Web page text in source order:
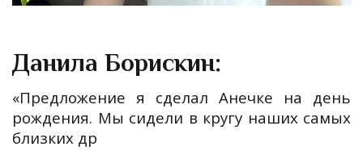
Данила Борискин:
«Предложение я сделал Анечке на день
рождения. Мы сидели в кругу наших самых
близких др